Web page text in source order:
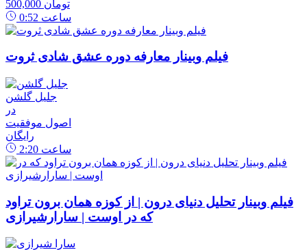
500,000 تومان
0:52 ساعت
فیلم وبینار معارفه دوره عشق شادی ثروت
جلیل گلشن
در
اصول موفقیت
رایگان
2:20 ساعت
فیلم وبینار تحلیل دنیای درون | از کوزه همان برون تراود
که در اوست | سارارشیرازی